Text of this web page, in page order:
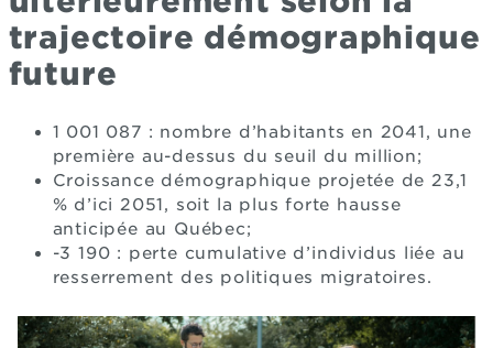
trajectoire démographique
future
1 001 087 : nombre d’habitants en 2041, une
première au-dessus du seuil du million;
Croissance démographique projetée de 23,1
% d’ici 2051, soit la plus forte hausse
anticipée au Québec;
-3 190 : perte cumulative d’individus liée au
resserrement des politiques migratoires.